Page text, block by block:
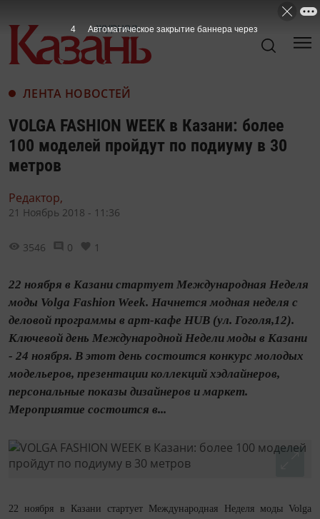
ЛЕНТА НОВОСТЕЙ
VOLGA FASHION WEEK в Казани: более
100 моделей пройдут по подиуму в 30
метров
Редактор,
21 Ноябрь 2018 - 11:36
3546 0 1
22 ноября в Казани стартует Международная Неделя
моды Volga Fashion Week. Начнется модная неделя с
деловой программы в арт-кафе HUB (ул. Гоголя,12).
Ключевой день Международной Недели моды в Казани
- 24 ноября. В этот день состоится конкурс молодых
модельеров, презентации коллекций хэдлайнеров,
персональные показы дизайнеров и маркет.
Мероприятие состоится в...
22 ноября в Казани стартует Международная Неделя моды Volga
3 Автоматическое закрытие баннера через